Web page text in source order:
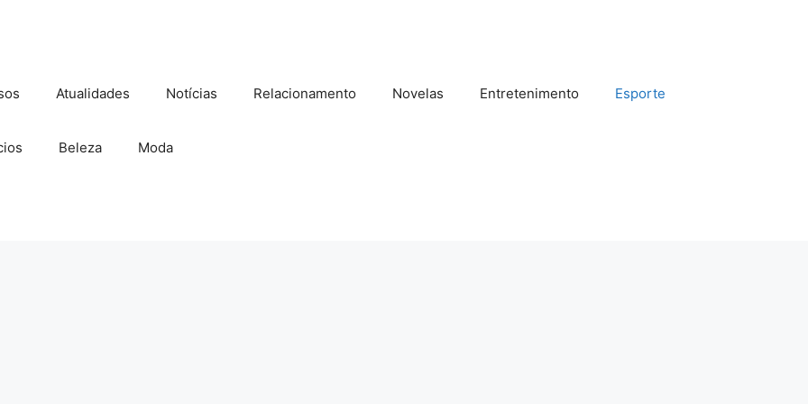
Atualidades Notícias Relacionamento Novelas Entretenimento Esporte
Beleza Moda